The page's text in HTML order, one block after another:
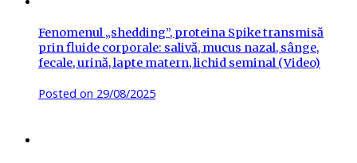
Fenomenul „shedding”, proteina Spike transmisă
prin fluide corporale: salivă, mucus nazal, sânge,
fecale, urină, lapte matern, lichid seminal (Video)
Posted on 29/08/2025